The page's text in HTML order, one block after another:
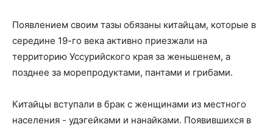
Появлением своим тазы обязаны китайцам, которые в
середине 19-го века активно приезжали на
территорию Уссурийского края за женьшенем, а
позднее за морепродуктами, пантами и грибами.
Китайцы вступали в брак с женщинами из местного
населения - удэгейками и нанайками. Появившихся в